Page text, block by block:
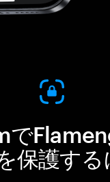
で
保護する